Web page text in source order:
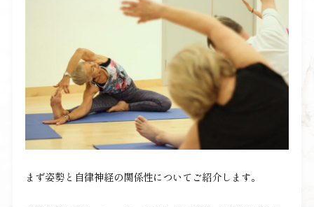
まず姿勢と自律神経の関係性についてご紹介します。